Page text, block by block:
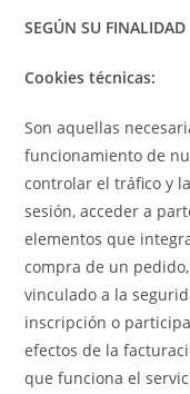
SEGÚN SU FINALIDAD
Cookies técnicas:
Son aquellas
funcionamiento de
controlar el tráfico y
sesión, acceder a
elementos que
compra de un
vinculado a la
inscripción o
efectos de la
que funciona el